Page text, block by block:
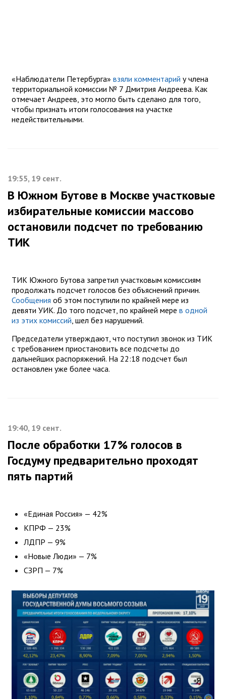
«Наблюдатели Петербурга» взяли комментарий у члена
территориальной комиссии № 7 Дмитрия Андреева. Как
отмечает Андреев, это могло быть сделано для того,
чтобы признать итоги голосования на участке
недействительными.
19:55, 19 сент.
В Южном Бутове в Москве участковые
избирательные комиссии массово
остановили подсчет по требованию
ТИК
ТИК Южного Бутова запретил участковым комиссиям
продолжать подсчет голосов без объяснений причин.
Сообщения об этом поступили по крайней мере из
девяти УИК. До того подсчет, по крайней мере в одной
из этих комиссий, шел без нарушений.
Председатели утверждают, что поступил звонок из ТИК
с требованием приостановить все подсчеты до
дальнейших распоряжений. На 22:18 подсчет был
остановлен уже более часа.
19:40, 19 сент.
После обработки 17% голосов в
Госдуму предварительно проходят
пять партий
«Единая Россия» — 42%
КПРФ — 23%
ЛДПР — 9%
«Новые Люди» — 7%
СЗРП — 7%